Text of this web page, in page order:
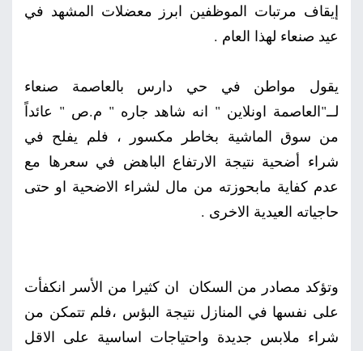
إيقاف مرتبات الموظفين ابرز معضلات المشهد في
عيد صنعاء لهذا العام .
يقول مواطن في حي دارس بالعاصمة صنعاء
لــ"العاصمة اونلاين " انه شاهد جاره " م.ص " عائداً
من سوق الماشية بخاطر مكسور ، فلم يفلح في
شراء أضحية نتيجة الارتفاع الباهض في سعرها مع
عدم كفاية مابحوزته من مال لشراء الاضحية او حتى
حاجياته العيدية الاخرى .
وتؤكد مصادر من السكان ان كثيرا من الأسر انكفأت
على نفسها في المنازل نتيجة البؤس ،فلم تتمكن من
شراء ملابس جديدة واحتياجات اساسية على الاقل